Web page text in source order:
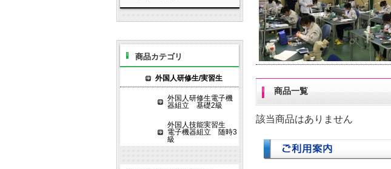
商品一覧
該当商品はありません
商品カテゴリ
外国人研修生/実習生
外国人研修生電子機
器組立 基礎2級
外国人技能実習生
電子機器組立 随時3
級